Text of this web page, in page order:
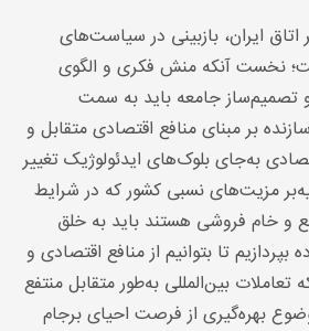
ایران، بازبینی در سیاست‌های
نخست آنکه منش فکری و الگوی
تصمیم‌ساز جامعه باید به سمت
بر مبنای منافع اقتصادی متقابل و
به‌جای بلوک‌های ایدئولوژیک تغییر
مزیت‌های نسبی کشور که در شرایط
و خام فروشی هستند باید به خلق
تا بتوانیم از منافع اقتصادی و
بین‌المللی به‌طور متقابل منتفع
بهره‌گیری از فرصت احیای برجام